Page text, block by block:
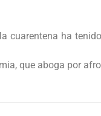
cuarentena ha
que aboga por